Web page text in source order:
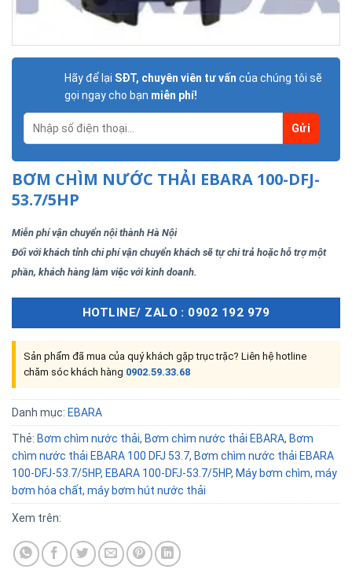
Hãy để lại SĐT, chuyên viên tư vấn của chúng tôi sẽ
gọi ngay cho bạn miễn phí!
BƠM CHÌM NƯỚC THẢI EBARA 100-DFJ-
53.7/5HP
Miễn phí vận chuyển nội thành Hà Nội
Đối với khách tỉnh chi phí vận chuyển khách sẽ tự chi trả hoặc hỗ trợ một
phần, khách hàng làm việc với kinh doanh.
HOTLINE/ ZALO : 0902 192 979
Sản phẩm đã mua của quý khách gặp trục trặc? Liên hệ hotline
chăm sóc khách hàng 0902.59.33.68
Danh mục: EBARA
Thẻ: Bơm chìm nước thải, Bơm chìm nước thải EBARA, Bơm
chìm nước thải EBARA 100 DFJ 53.7, Bơm chìm nước thải EBARA
100-DFJ-53.7/5HP, EBARA 100-DFJ-53.7/5HP, Máy bơm chìm, máy
bơm hóa chất, máy bơm hút nước thải
Xem trên: